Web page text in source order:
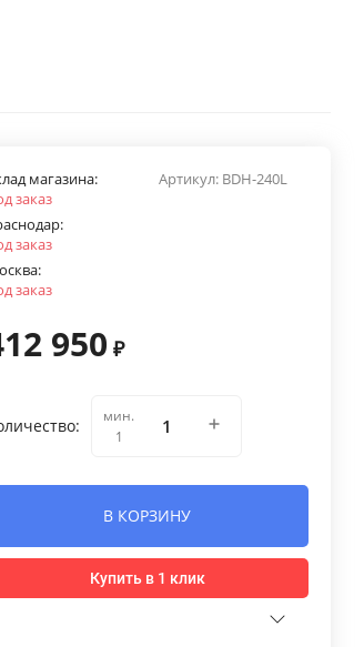
Артикул: BDH-240L
магазина:
заказ
заказ
заказ
950 ₽
мин.
1
В КОРЗИНУ
Купить в 1 клик